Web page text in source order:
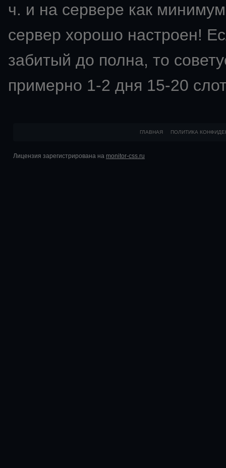
ч. и на сервере как
сервер хорошо настроен!
забитый до полна, то
примерно 1-2 дня 15-20
ГЛАВНАЯ ПОЛИТИКА
Лицензия зарегистрирована на monitor-css.ru